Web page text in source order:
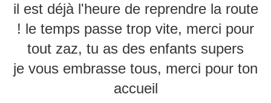
il est déjà l'heure de reprendre la route
! le temps passe trop vite, merci pour
tout zaz, tu as des enfants supers
je vous embrasse tous, merci pour ton
accueil